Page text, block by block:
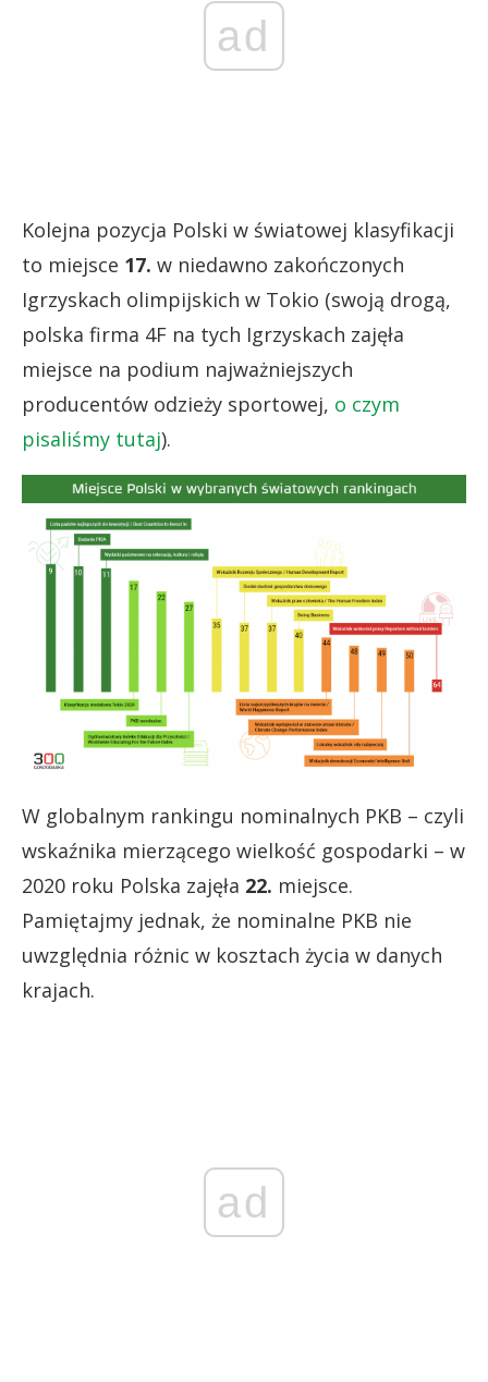
ad
Kolejna pozycja Polski w światowej klasyfikacji
to miejsce 17. w niedawno zakończonych
Igrzyskach olimpijskich w Tokio (swoją drogą,
polska firma 4F na tych Igrzyskach zajęła
miejsce na podium najważniejszych
producentów odzieży sportowej, o czym
pisaliśmy tutaj).
W globalnym rankingu nominalnych PKB – czyli
wskaźnika mierzącego wielkość gospodarki – w
2020 roku Polska zajęła 22. miejsce.
Pamiętajmy jednak, że nominalne PKB nie
uwzględnia różnic w kosztach życia w danych
krajach.
ad